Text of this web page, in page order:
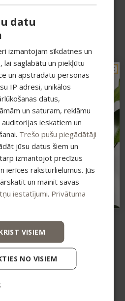
datu
izmantojam sīkdatnes un
lai saglabātu un piekļūtu
un apstrādātu personas
IP adresi, unikālos
datus,
un saturam, reklāmu
ieskatiem un
Trešo pušu piegādātāji
jūsu datus šiem un
izmantojot precīzus
ierīces raksturlielumus. Jūs
un mainīt savas
iestatījumi. Privātuma
VISIEM
NO VISIEM